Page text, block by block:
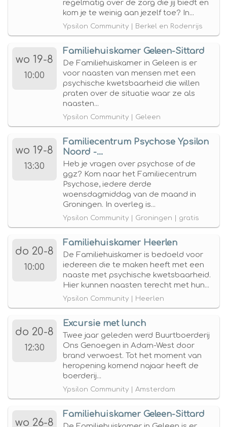
regelmatig over de zorg die jij biedt en
kom je te weinig aan jezelf toe? In...
Ypsilon Community | Berkel en Rodenrijs
wo 19-8
10:00
Familiehuiskamer Geleen-Sittard
De Familiehuiskamer in Geleen is er
voor naasten van mensen met een
psychische kwetsbaarheid die willen
praten over de situatie waar ze als
naasten...
Ypsilon Community | Geleen
wo 19-8
13:30
Familiecentrum Psychose Ypsilon
Noord -...
Heb je vragen over psychose of de
ggz? Kom naar het Familiecentrum
Psychose, iedere derde
woensdagmiddag van de maand in
Groningen. In overleg is...
Ypsilon Community | Groningen | gratis
do 20-8
10:00
Familiehuiskamer Heerlen
De Familiehuiskamer is bedoeld voor
iedereen die te maken heeft met een
naaste met psychische kwetsbaarheid.
Hier kunnen naasten terecht met hun...
Ypsilon Community | Heerlen
do 20-8
12:30
Excursie met lunch
Twee jaar geleden werd Buurtboerderij
Ons Genoegen in Adam-West door
brand verwoest. Tot het moment van
heropening komend najaar heeft de
boerderij...
Ypsilon Community | Amsterdam
wo 26-8
Familiehuiskamer Geleen-Sittard